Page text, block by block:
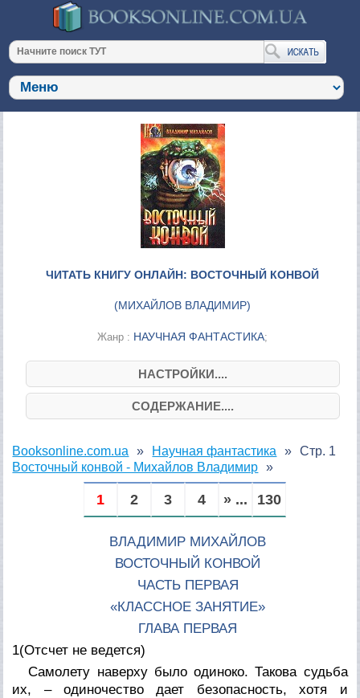
ЧИТАТЬ КНИГУ ОНЛАЙН: ВОСТОЧНЫЙ КОНВОЙ
(МИХАЙЛОВ ВЛАДИМИР)
Жанр : НАУЧНАЯ ФАНТАСТИКА;
НАСТРОЙКИ....
СОДЕРЖАНИЕ....
Booksonline.com.ua
Научная фантастика
Восточный конвой - Михайлов Владимир
Стр. 1
1 2 3 4 » ... 130
ВЛАДИМИР МИХАЙЛОВ
ВОСТОЧНЫЙ КОНВОЙ
ЧАСТЬ ПЕРВАЯ
«КЛАССНОЕ ЗАНЯТИЕ»
ГЛАВА ПЕРВАЯ
1(Отсчет не ведется)
Самолету наверху было одиноко. Такова судьба
их, – одиночество дает безопасность, хотя и